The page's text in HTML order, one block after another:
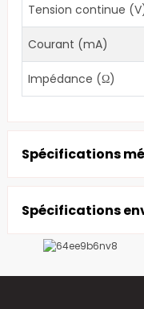
Tension continue
Courant (mA)
Impédance (Ω)
Spécifications
Connecteur
Poids (g)
Spécifications
Humidité relative
Température de